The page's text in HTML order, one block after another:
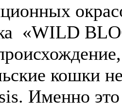
«WILD
кошки
Именно